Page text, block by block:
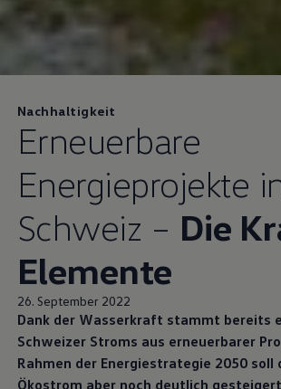
Nachhaltigkeit
Erneuerbare
Energieprojekte
Schweiz – Die
Elemente
26. September 2022
Dank der Wasserkraft stammt bereits
Schweizer Stroms aus erneuerbarer
Rahmen der Energiestrategie 2050 soll
Ökostrom aber noch deutlich